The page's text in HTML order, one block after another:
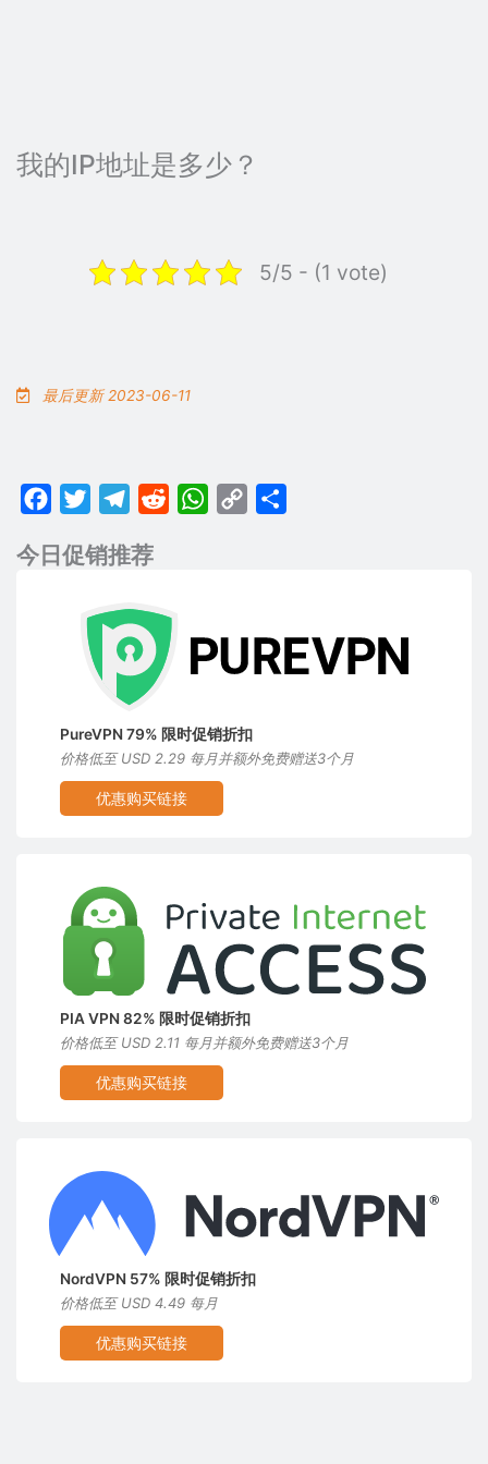
我的IP地址是多少？
5/5 - (1 vote)
最后更新 2023-06-11
FacebookTwitterTelegram
RedditWhatsApp
Copy
今日促销推荐
PureVPN 79% 限时促销折扣
价格低至 USD 2.29 每月并额外免费赠送3个月
优惠购买链接
PIA VPN 82% 限时促销折扣
价格低至 USD 2.11 每月并额外免费赠送3个月
优惠购买链接
NordVPN 57% 限时促销折扣
价格低至 USD 4.49 每月
优惠购买链接